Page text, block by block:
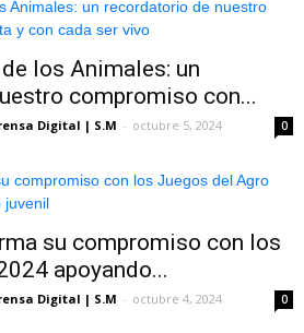
los Animales: un
compromiso con...
Digital | S.M - octubre 5, 2024 0
su compromiso con los
apoyando...
Digital | S.M - octubre 4, 2024 0